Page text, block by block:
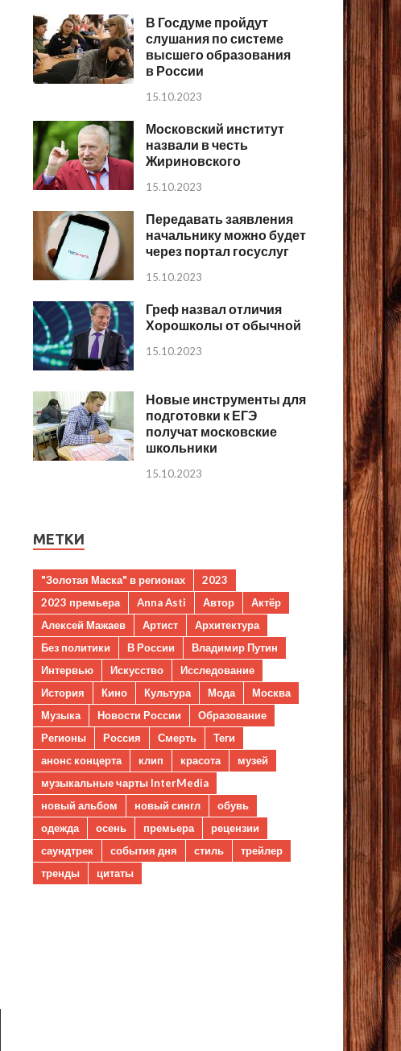
В Госдуме пройдут
слушания по системе
высшего образования
в России
15.10.2023
Московский институт
назвали в честь
Жириновского
15.10.2023
Передавать заявления
начальнику можно будет
через портал госуслуг
15.10.2023
Греф назвал отличия
Хорошколы от обычной
15.10.2023
Новые инструменты для
подготовки к ЕГЭ
получат московские
школьники
15.10.2023
МЕТКИ
"Золотая Маска" в регионах
2023
2023 премьера
Anna Asti Автор
Актёр
Алексей Мажаев
Артист
Архитектура
Без политики
В России
Владимир Путин
Интервью
Искусство
Исследование
История
Кино Культура Мода
Москва
Музыка
Новости России
Образование
Регионы
Россия Смерть
Теги
анонс концерта
клип красота
музей
музыкальные чарты InterMedia
новый альбом
новый сингл
обувь
одежда
осень премьера
рецензии
саундтрек
события дня стиль
трейлер
тренды
цитаты